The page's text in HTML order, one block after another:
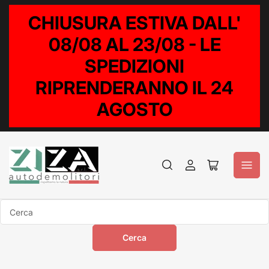
CHIUSURA ESTIVA DALL'
08/08 AL 23/08 - LE
SPEDIZIONI
RIPRENDERANNO IL 24
AGOSTO
AccediApri
Cerca